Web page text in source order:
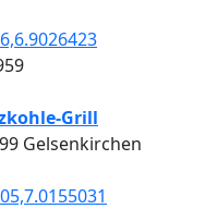
Grill
Gelsenkirchen